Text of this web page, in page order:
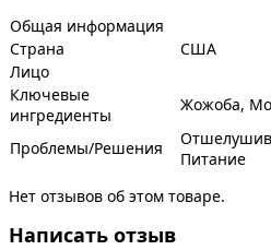
Общая информация
Страна
США
Лицо
Ключевые
ингредиенты
Жожоба,
Проблемы/Решения
Питание
Нет отзывов об этом товаре.
Написать отзыв